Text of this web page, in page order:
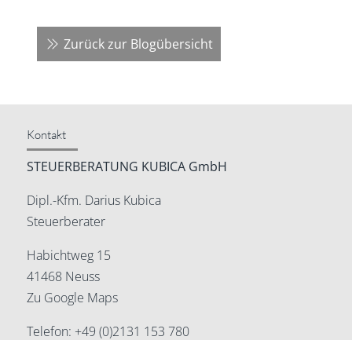
Zurück zur Blogübersicht
Kontakt
STEUERBERATUNG KUBICA GmbH
Dipl.-Kfm. Darius Kubica
Steuerberater
Habichtweg 15
41468 Neuss
Zu Google Maps
Telefon: +49 (0)2131 153 780